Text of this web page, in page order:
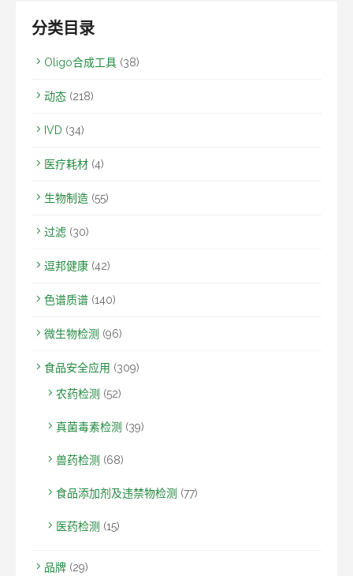
分类目录
Oligo合成工具 (38)
动态 (218)
IVD (34)
医疗耗材 (4)
生物制造 (55)
过滤 (30)
逗邦健康 (42)
色谱质谱 (140)
微生物检测 (96)
食品安全应用 (309)
农药检测 (52)
真菌毒素检测 (39)
兽药检测 (68)
食品添加剂及违禁物检测 (77)
医药检测 (15)
品牌 (29)